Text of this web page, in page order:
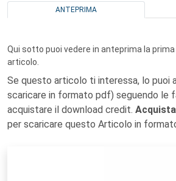
ANTEPRIMA
Qui sotto puoi vedere in anteprima la
articolo.
Se questo articolo ti interessa, lo puoi
scaricare in formato pdf) seguendo le
acquistare il download credit.
per scaricare questo Articolo in